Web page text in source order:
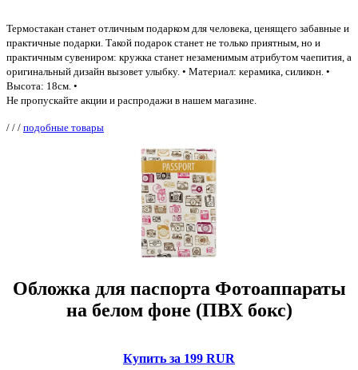
Термостакан станет отличным подарком для человека, ценящего забавные и
практичные подарки. Такой подарок станет не только приятным, но и
практичным сувениром: кружка станет незаменимым атрибутом чаепития, а
оригинальный дизайн вызовет улыбку. • Материал: керамика, силикон. •
Высота: 18см. •
Не пропускайте акции и распродажи в нашем магазине.
/ / / подобные товары
Обложка для паспорта Фотоаппараты
на белом фоне (ПВХ бокс)
Купить за 199 RUR